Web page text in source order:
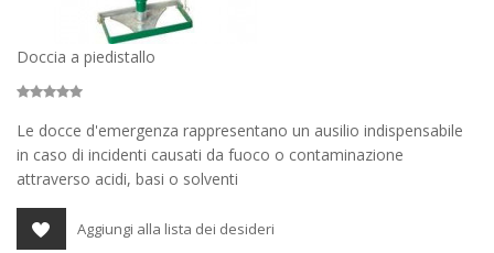
Doccia a piedistallo
Le docce d'emergenza rappresentano un ausilio indispensabile
in caso di incidenti causati da fuoco o contaminazione
attraverso acidi, basi o solventi
Aggiungi alla lista dei desideri